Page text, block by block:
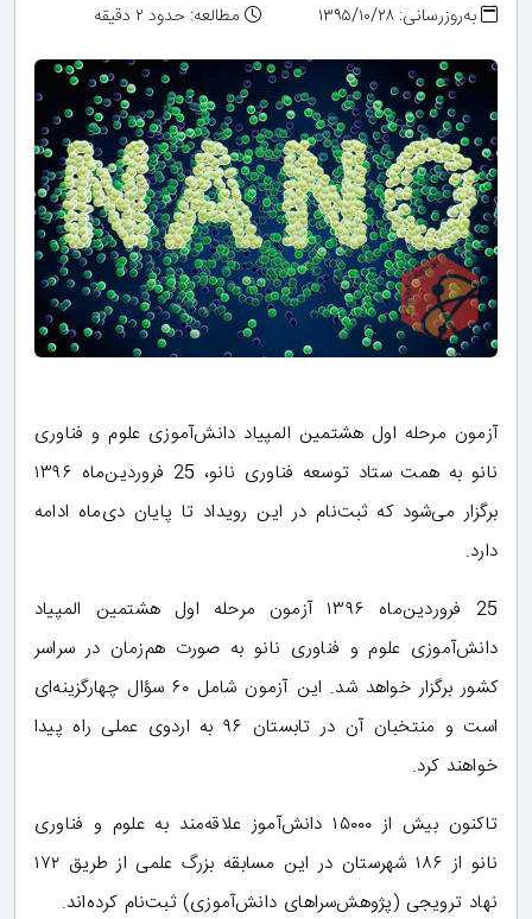
به‌روزرسانی: ۱۳۹۵/۱۰/۲۸
مطالعه: حدود ۲ دقیقه
آزمون مرحله اول هشتمین المپیاد دانش‌آموزی علوم و فناوری
نانو به همت ستاد توسعه فناوری نانو، 25 فروردین‌ماه ۱۳۹۶
برگزار می‌شود که ثبت‌نام در این رویداد تا پایان دی‌ماه ادامه
دارد.
25 فروردین‌ماه ۱۳۹۶ آزمون مرحله اول هشتمین المپیاد
دانش‌آموزی علوم و فناوری نانو به صورت هم‌زمان در سراسر
کشور برگزار خواهد شد. این آزمون شامل ۶۰ سؤال چهارگزینه‌ای
است و منتخبان آن در تابستان ۹۶ به اردوی عملی راه پیدا
خواهند کرد.
تاکنون بیش از ۱۵۰۰۰ دانش‌آموز علاقه‌مند به علوم و فناوری
نانو از ۱۸۶ شهرستان در این مسابقه بزرگ علمی از طریق ۱۷۲
نهاد ترویجی (پژوهش‌سراهای دانش‌آموزی) ثبت‌نام کرده‌اند.